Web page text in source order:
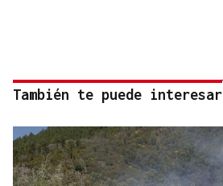
También te puede interesar